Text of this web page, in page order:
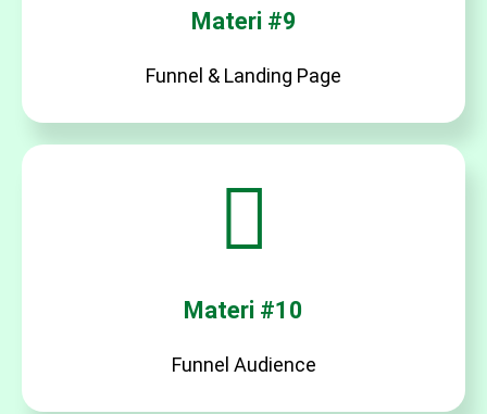
Materi #9
Funnel & Landing Page
Materi #10
Funnel Audience